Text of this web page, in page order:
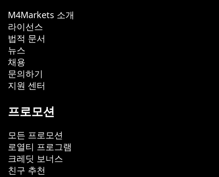
M4Markets 소개
라이선스
법적 문서
뉴스
채용
문의하기
지원 센터
프로모션
모든 프로모션
로열티 프로그램
크레딧 보너스
친구 추천